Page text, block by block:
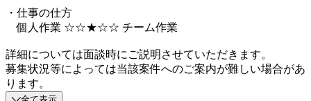
・仕事の仕方
個人作業 ☆☆★☆☆ チーム作業
詳細については面談時にご説明させていただきます。
募集状況等によっては当該案件へのご案内が難しい場合があ
ります。